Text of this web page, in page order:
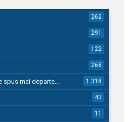
262
291
122
268
spus mai departe… 1.318
43
11